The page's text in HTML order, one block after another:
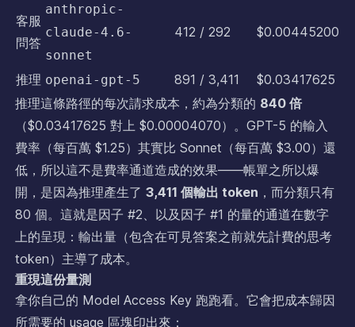
客服
問答
anthropic-
claude-4.6-
sonnet
412 / 292 $0.00445200
推理 openai-gpt-5 891 / 3,411
$0.03417625
推理這條路徑的每次請求成本，約為分類的 840 倍
（$0.03417625 對上 $0.00004070）。GPT-5 的輸入
費率（每百萬 $1.25）其實比 Sonnet（每百萬 $3.00）還
低，所以這不是費率通道造成的效果——帳單之所以爆
開，是因為推理產生了 3,411 個輸出 token ，而分類只有
80 個。這就是因子 #2、以及因子 #1 的量的通道在數字
上的呈現：輸出量（包含在可見答案之前就先計費的思考
token）主導了成本。
重現這份量測
拿你自己的 Model Access Key 跑跑看。它會把成本歸因
所需要的 usage 區塊印出來：